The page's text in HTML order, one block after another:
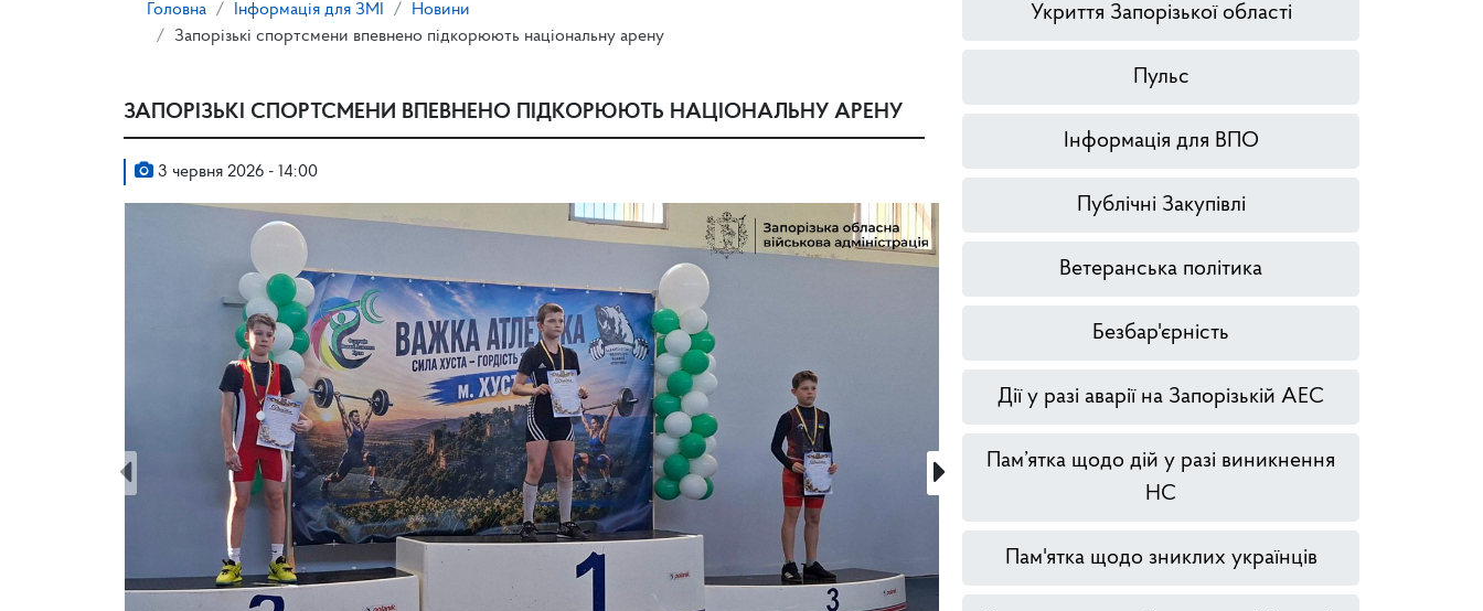
Головна Інформація для ЗМІ
Новини
Запорізькі спортсмени впевнено підкорюють національну арену
ЗАПОРІЗЬКІ СПОРТСМЕНИ ВПЕВНЕНО ПІДКОРЮЮТЬ НАЦІОНАЛЬНУ АРЕНУ
3 червня 2026 - 14:00
Укриття Запорізької області
Пульс
Інформація для ВПО
Публічні Закупівлі
Ветеранська політика
Безбар'єрність
Дії у разі аварії на Запорізькій АЕС
Пам’ятка щодо дій у разі виникнення
НС
Пам'ятка щодо зниклих українців